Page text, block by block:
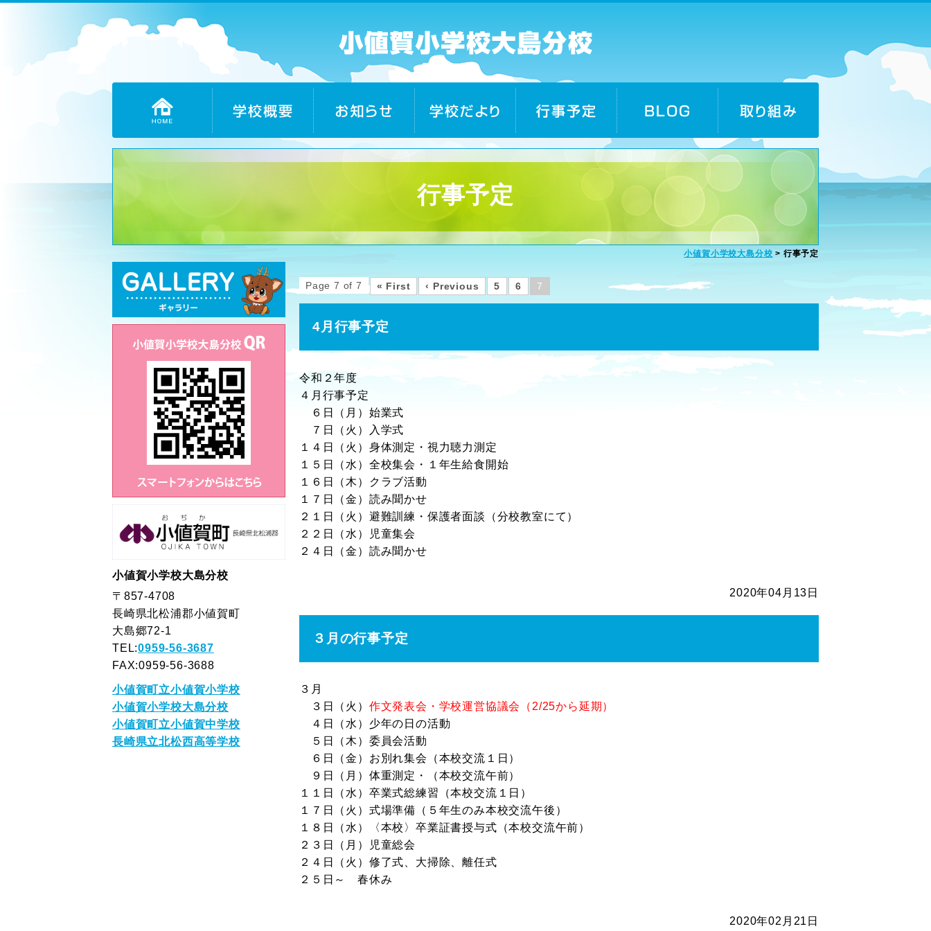
行事予定
小値賀小学校大島分校 > 行事予定
Page 7 of 7 « First ‹ Previous 5 6 7
4月行事予定
令和２年度
４月行事予定
６日（月）始業式
７日（火）入学式
１４日（火）身体測定・視力聴力測定
１５日（水）全校集会・１年生給食開始
１６日（木）クラブ活動
１７日（金）読み聞かせ
２１日（火）避難訓練・保護者面談（分校教室にて）
２２日（水）児童集会
２４日（金）読み聞かせ
2020年04月13日
３月の行事予定
３月
３日（火） 作文発表会・学校運営協議会（2/25から延期）
４日（水）少年の日の活動
５日（木）委員会活動
６日（金）お別れ集会（本校交流１日）
９日（月）体重測定・（本校交流午前）
１１日（水）卒業式総練習（本校交流１日）
１７日（火）式場準備（５年生のみ本校交流午後）
１８日（水）〈本校〉卒業証書授与式（本校交流午前）
２３日（月）児童総会
２４日（火）修了式、大掃除、離任式
２５日～ 春休み
2020年02月21日
小値賀小学校大島分校
〒857-4708
長崎県北松浦郡小値賀町
大島郷72-1
TEL:0959-56-3687
FAX:0959-56-3688
小値賀町立小値賀小学校
小値賀小学校大島分校
小値賀町立小値賀中学校
長崎県立北松西高等学校